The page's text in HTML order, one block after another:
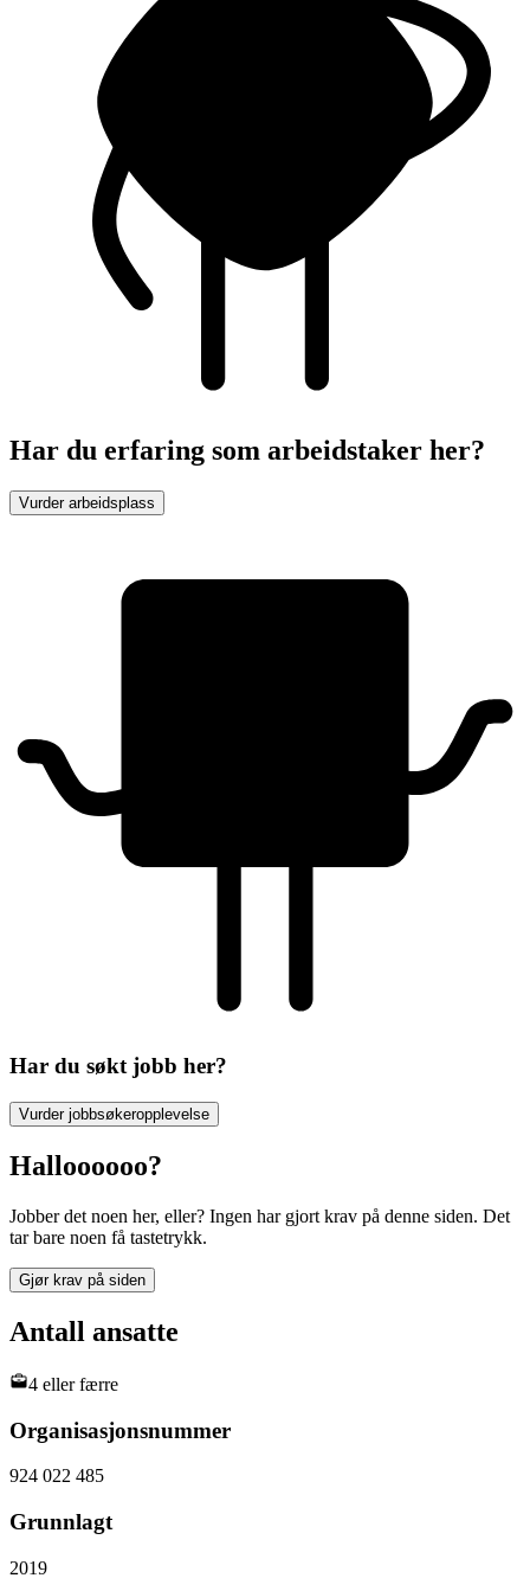
Har du erfaring som arbeidstaker her?
Vurder arbeidsplass
Har du søkt jobb her?
Vurder jobbsøkeropplevelse
Halloooooo?
Jobber det noen her, eller? Ingen har gjort krav på denne siden. Det
tar bare noen få tastetrykk.
Gjør krav på siden
Antall ansatte
4 eller færre
Organisasjonsnummer
924 022 485
Grunnlagt
2019